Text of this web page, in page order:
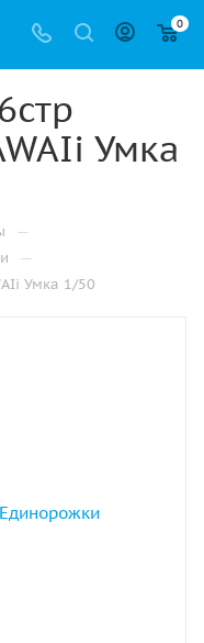
0
Умка
—
—
Умка 1/50